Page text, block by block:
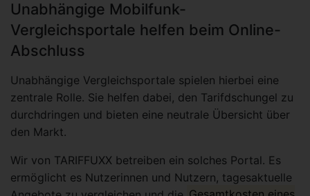
Unabhängige Mobilfunk-
Vergleichsportale helfen beim Online-
Abschluss
Unabhängige Vergleichsportale spielen hierbei eine
zentrale Rolle. Sie helfen dabei, den Tarifdschungel zu
durchdringen und bieten eine neutrale Übersicht über
den Markt.
Wir von TARIFFUXX betreiben ein solches Portal. Es
ermöglicht es Nutzerinnen und Nutzern, tagesaktuelle